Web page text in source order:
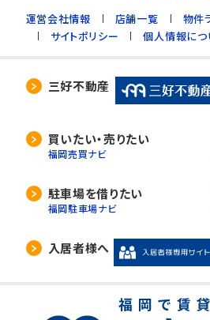
運営会社情報 店舗一覧
物件
サイトポリシー
個人情報につ
三好不動産
買いたい・売りたい
福岡売買ナビ
駐車場を借りたい
福岡駐車場ナビ
入居者様へ